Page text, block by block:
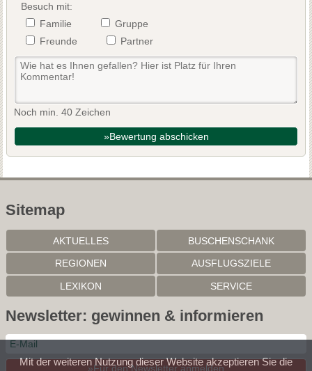
Besuch mit:
Familie
Gruppe
Freunde
Partner
Noch min. 40 Zeichen
»Bewertung abschicken
Sitemap
AKTUELLES BUSCHENSCHANK
REGIONEN AUSFLUGSZIELE
LEXIKON SERVICE
Newsletter: gewinnen & informieren
»Für den Newsletter anmelden
Mit der weiteren Nutzung dieser Website akzeptieren Sie die